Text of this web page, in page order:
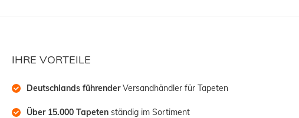
IHRE VORTEILE
Deutschlands führender Versandhändler für Tapeten
Über 15.000 Tapeten ständig im Sortiment